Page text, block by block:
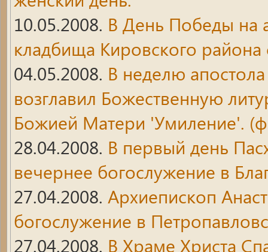
10.05.2008. В День Победы на
кладбища Кировского
04.05.2008. В неделю
возглавил Божественную
Божией Матери 'Умиление'.
28.04.2008. В первый день
вечернее богослужение в
27.04.2008. Архиепископ
богослужение в
27.04.2008. В Храме Христа